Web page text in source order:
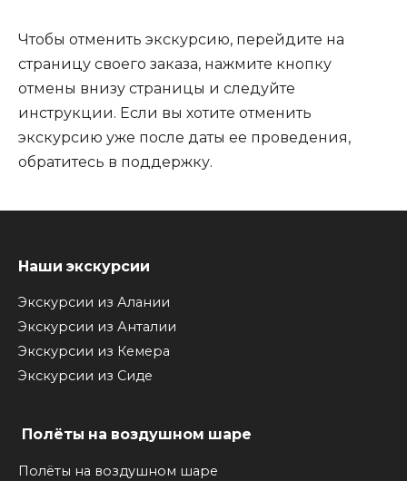
Чтобы отменить экскурсию, перейдите на
страницу своего заказа, нажмите кнопку
отмены внизу страницы и следуйте
инструкции. Если вы хотите отменить
экскурсию уже после даты ее проведения,
обратитесь в поддержку.
Наши экскурсии
Экскурсии из Алании
Экскурсии из Анталии
Экскурсии из Кемера
Экскурсии из Сиде
Полёты на воздушном шаре
Полёты на воздушном шаре